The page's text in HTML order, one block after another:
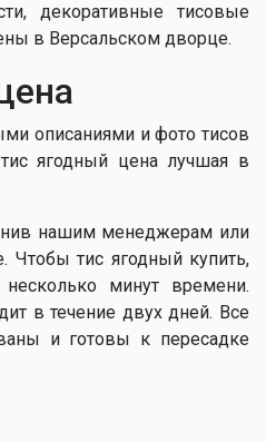
декоративные тисовые
в Версальском дворце.
описаниями и фото тисов
ягодный цена лучшая в
нашим менеджерам или
Чтобы тис ягодный купить,
минут времени.
в течение двух дней. Все
и готовы к пересадке